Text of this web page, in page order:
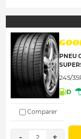
PNEU
245/
D
Comparer
- 2 +